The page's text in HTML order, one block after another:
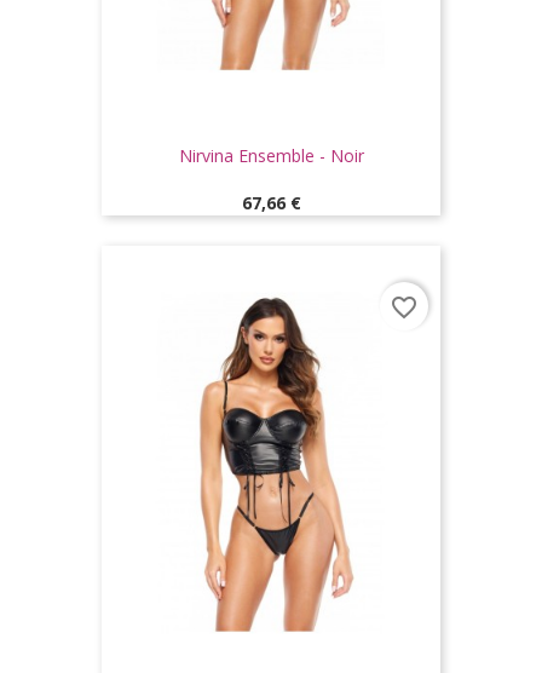
Nirvina Ensemble - Noir
Prix
67,66 €
favorite_border